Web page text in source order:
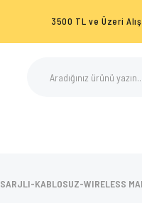
3500 TL ve Üzeri
SARJLI-KABLOSUZ-WIRELESS